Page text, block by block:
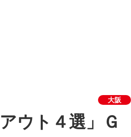
大阪
ウト４選」Ｇ